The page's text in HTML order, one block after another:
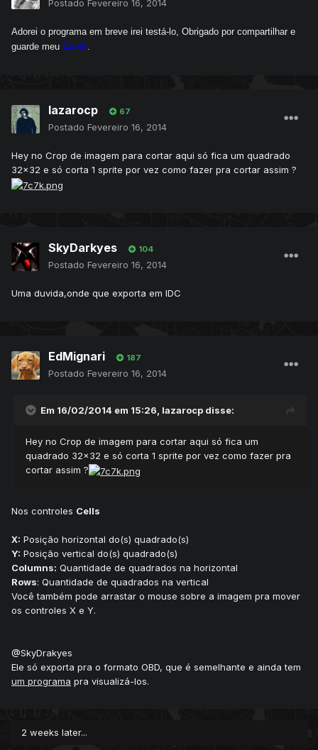
Postado Fevereiro 16, 2014
Adorei o programa em breve irei testá-lo, Obrigado por compartilhar e
guarde meu Curtir.
lazarocp 67
Postado Fevereiro 16, 2014
Hey no Crop de imagem para cortar aqui só fica um quadrado
32x32 e só corta 1 sprite por vez como fazer pra cortar assim ?
SkyDarkyes 104
Postado Fevereiro 16, 2014
Uma duvida,onde que exporta em IDC
EdMignari 187
Postado Fevereiro 16, 2014
Em 16/02/2014 em 15:26, lazarocp disse:
Hey no Crop de imagem para cortar aqui só fica um
quadrado 32x32 e só corta 1 sprite por vez como fazer pra
cortar assim ?
Nos controles Cells
X: Posição horizontal do(s) quadrado(s)
Y: Posição vertical do(s) quadrado(s)
Columns: Quantidade de quadrados na horizontal
Rows: Quantidade de quadrados na vertical
Você também pode arrastar o mouse sobre a imagem pra mover
os controles X e Y.
@SkyDrakyes
Ele só exporta pra o formato OBD, que é semelhante e ainda tem
um programa pra visualizá-los.
2 weeks later...